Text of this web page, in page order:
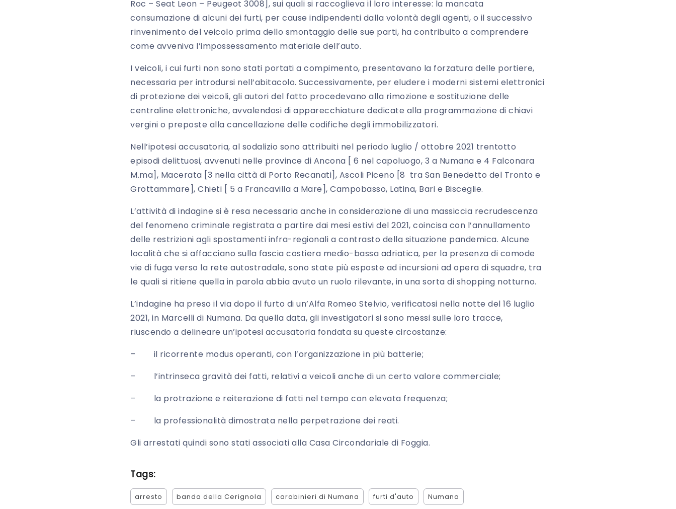
Roc – Seat Leon – Peugeot 3008], sui quali si raccoglieva il loro interesse: la mancata
consumazione di alcuni dei furti, per cause indipendenti dalla volontà degli agenti, o il successivo
rinvenimento del veicolo prima dello smontaggio delle sue parti, ha contribuito a comprendere
come avveniva l’impossessamento materiale dell’auto.
I veicoli, i cui furti non sono stati portati a compimento, presentavano la forzatura delle portiere,
necessaria per introdursi nell’abitacolo. Successivamente, per eludere i moderni sistemi elettronici
di protezione dei veicoli, gli autori del fatto procedevano alla rimozione e sostituzione delle
centraline elettroniche, avvalendosi di apparecchiature dedicate alla programmazione di chiavi
vergini o preposte alla cancellazione delle codifiche degli immobilizzatori.
Nell’ipotesi accusatoria, al sodalizio sono attribuiti nel periodo luglio / ottobre 2021 trentotto
episodi delittuosi, avvenuti nelle province di Ancona [ 6 nel capoluogo, 3 a Numana e 4 Falconara
M.ma], Macerata [3 nella città di Porto Recanati], Ascoli Piceno [8 tra San Benedetto del Tronto e
Grottammare], Chieti [ 5 a Francavilla a Mare], Campobasso, Latina, Bari e Bisceglie.
L’attività di indagine si è resa necessaria anche in considerazione di una massiccia recrudescenza
del fenomeno criminale registrata a partire dai mesi estivi del 2021, coincisa con l’annullamento
delle restrizioni agli spostamenti infra-regionali a contrasto della situazione pandemica. Alcune
località che si affacciano sulla fascia costiera medio-bassa adriatica, per la presenza di comode
vie di fuga verso la rete autostradale, sono state più esposte ad incursioni ad opera di squadre, tra
le quali si ritiene quella in parola abbia avuto un ruolo rilevante, in una sorta di shopping notturno.
L’indagine ha preso il via dopo il furto di un’Alfa Romeo Stelvio, verificatosi nella notte del 16 luglio
2021, in Marcelli di Numana. Da quella data, gli investigatori si sono messi sulle loro tracce,
riuscendo a delineare un’ipotesi accusatoria fondata su queste circostanze:
– il ricorrente modus operanti, con l’organizzazione in più batterie;
– l’intrinseca gravità dei fatti, relativi a veicoli anche di un certo valore commerciale;
– la protrazione e reiterazione di fatti nel tempo con elevata frequenza;
– la professionalità dimostrata nella perpetrazione dei reati.
Gli arrestati quindi sono stati associati alla Casa Circondariale di Foggia.
Tags:
arresto banda della Cerignola carabinieri di Numana furti d'auto Numana